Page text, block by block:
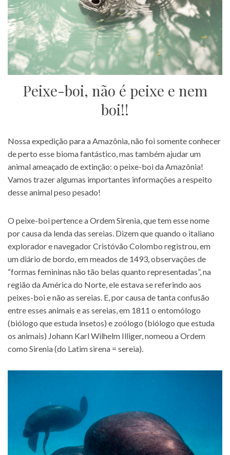
Peixe-boi, não é peixe e nem
boi!!
Nossa expedição para a Amazônia, não foi somente conhecer
de perto esse bioma fantástico, mas também ajudar um
animal ameaçado de extinção: o peixe-boi da Amazônia!
Vamos trazer algumas importantes informações a respeito
desse animal peso pesado!
O peixe-boi pertence a Ordem Sirenia, que tem esse nome
por causa da lenda das sereias. Dizem que quando o italiano
explorador e navegador Cristóvão Colombo registrou, em
um diário de bordo, em meados de 1493, observações de
“formas femininas não tão belas quanto representadas”, na
região da América do Norte, ele estava se referindo aos
peixes-boi e não as sereias. E, por causa de tanta confusão
entre esses animais e as sereias, em 1811 o entomólogo
(biólogo que estuda insetos) e zoólogo (biólogo que estuda
os animais) Johann Karl Wilhelm Illiger, nomeou a Ordem
como Sirenia (do Latim sirena = sereia).